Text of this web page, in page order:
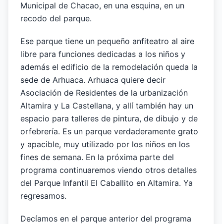
Municipal de Chacao, en una esquina, en un
recodo del parque.
Ese parque tiene un pequeño anfiteatro al aire
libre para funciones dedicadas a los niños y
además el edificio de la remodelación queda la
sede de Arhuaca. Arhuaca quiere decir
Asociación de Residentes de la urbanización
Altamira y La Castellana, y allí también hay un
espacio para talleres de pintura, de dibujo y de
orfebrería. Es un parque verdaderamente grato
y apacible, muy utilizado por los niños en los
fines de semana. En la próxima parte del
programa continuaremos viendo otros detalles
del Parque Infantil El Caballito en Altamira. Ya
regresamos.
Decíamos en el parque anterior del programa